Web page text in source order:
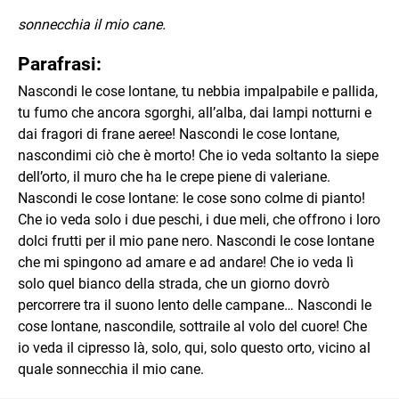
sonnecchia il mio cane.
Parafrasi:
Nascondi le cose lontane, tu nebbia impalpabile e pallida,
tu fumo che ancora sgorghi, all’alba, dai lampi notturni e
dai fragori di frane aeree! Nascondi le cose lontane,
nascondimi ciò che è morto! Che io veda soltanto la siepe
dell’orto, il muro che ha le crepe piene di valeriane.
Nascondi le cose lontane: le cose sono colme di pianto!
Che io veda solo i due peschi, i due meli, che offrono i loro
dolci frutti per il mio pane nero. Nascondi le cose lontane
che mi spingono ad amare e ad andare! Che io veda lì
solo quel bianco della strada, che un giorno dovrò
percorrere tra il suono lento delle campane… Nascondi le
cose lontane, nascondile, sottraile al volo del cuore! Che
io veda il cipresso là, solo, qui, solo questo orto, vicino al
quale sonnecchia il mio cane.